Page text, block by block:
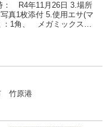
R4年11月26日 3.場所
真1枚添付 5.使用エサ(マ
：1角、 メガミックスチ
竹原港